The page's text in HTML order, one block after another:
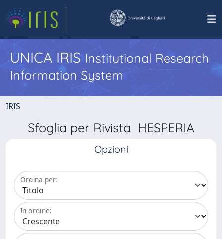
UNICA IRISInstitutional Research
Information System
IRIS
Sfoglia per Rivista HESPERIA
Opzioni
Ordina per:
In ordine: